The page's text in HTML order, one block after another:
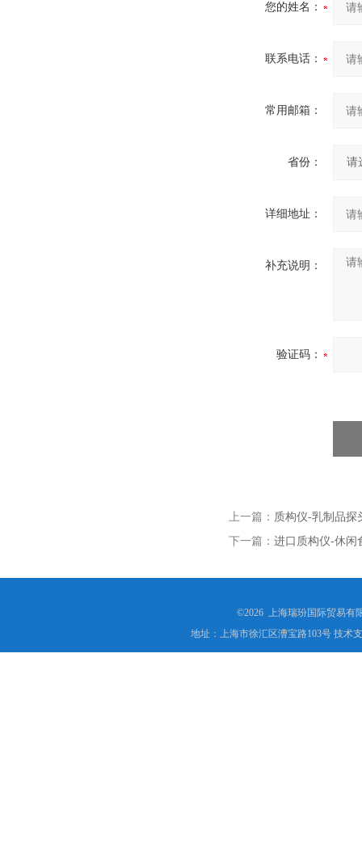
您的姓名：
联系电话：
常用邮箱：
省份：
详细地址：
补充说明：
验证码：
上一篇： 质构仪-乳制品探
下一篇： 进口质构仪-休闲
©2026 上海瑞玢国际贸易有
地址：上海市徐汇区漕宝路103号 技术